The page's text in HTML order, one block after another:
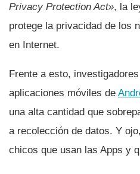
Privacy Protection Act», la
protege la privacidad de los
en Internet.
Frente a esto,
aplicaciones móviles de
una alta cantidad que
a recolección de datos. Y
chicos que usan las Apps y